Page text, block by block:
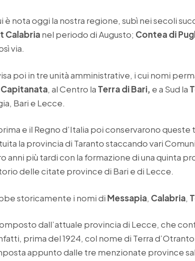
è nota oggi la nostra regione, subì nei secoli
Calabrianel periodo di Augusto; Contea di
via.
poi in tre unità amministrative, i cui nomi
Capitanata, al Centro la Terra di Bari, e a Sud la
Bari e Lecce.
e il Regno d’Italia poi conservarono
la provincia di Taranto staccando vari
anni più tardi con la formazione di una quinta
delle citate province di Bari e di Lecce.
storicamente i nomi di Messapia, Calabria,
dall’attuale provincia di Lecce, che
prima del 1924, col nome di Terra
appunto dalle tre menzionate province